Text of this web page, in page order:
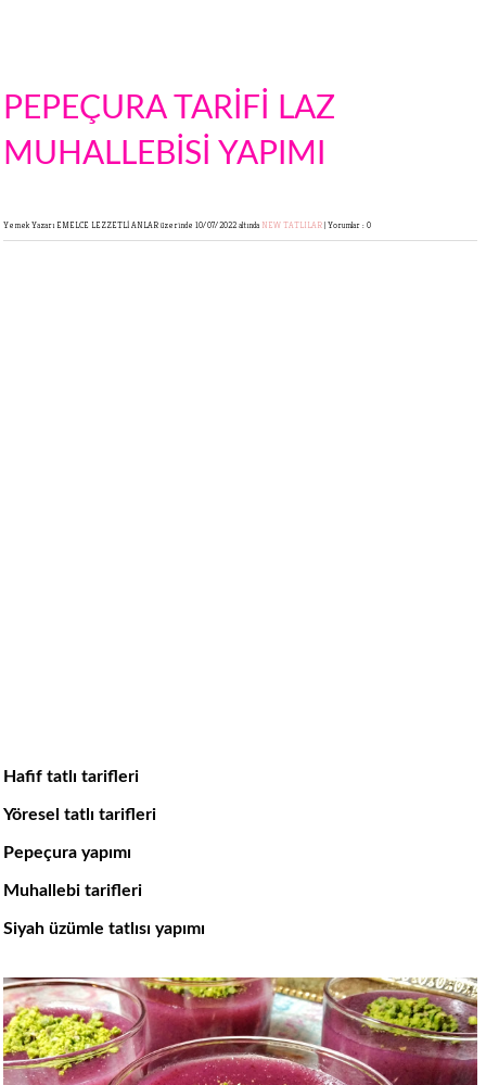
PEPEÇURA TARİFİ LAZ
MUHALLEBİSİ YAPIMI
Yemek Yazarı EMELCE LEZZETLİ ANLARüzerinde 10/07/2022 altında NEW TATLILAR | Yorumlar : 0
Hafif tatlı tarifleri
Yöresel tatlı tarifleri
Pepeçura yapımı
Muhallebi tarifleri
Siyah üzümle tatlısı yapımı